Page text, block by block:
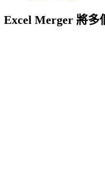
Excel Merger 將多